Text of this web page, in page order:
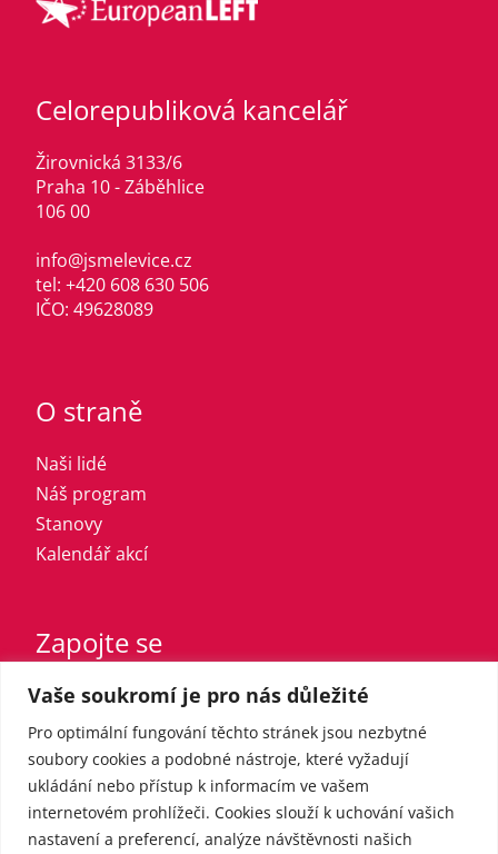
Vaše soukromí je pro nás důležité
Pro optimální fungování těchto stránek jsou nezbytné
soubory cookies a podobné nástroje, které vyžadují
ukládání nebo přístup k informacím ve vašem
internetovém prohlížeči. Cookies slouží k uchování vašich
nastavení a preferencí, analýze návštěvnosti našich
Celorepubliková kancelář
Žirovnická 3133/6
Praha 10 - Záběhlice
106 00
info@jsmelevice.cz
tel: +420 608 630 506
IČO: 49628089
O straně
Naši lidé
Náš program
Stanovy
Kalendář akcí
Zapojte se
Vstupte do strany
Registrovaný sympatizant
Přispějte finančně
Pro média